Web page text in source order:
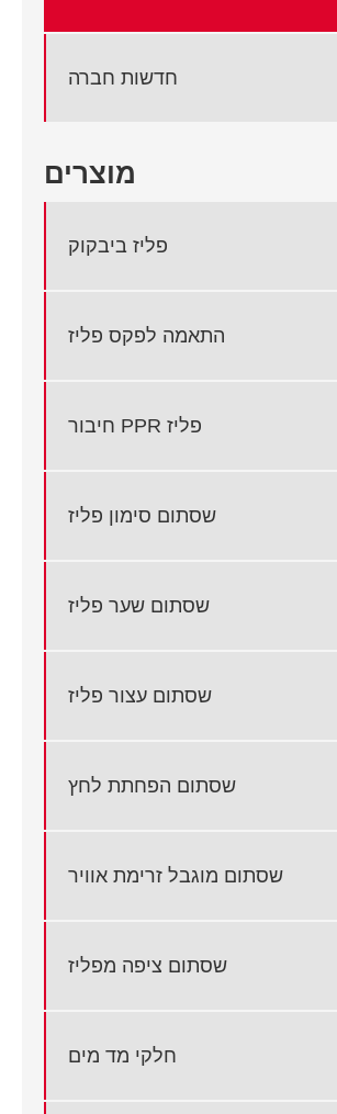
חדשות חברה
מוצרים
פליז ביבקוק
התאמה לפקס פליז
חיבור PPR פליז
שסתום סימון פליז
שסתום שער פליז
שסתום עצור פליז
שסתום הפחתת לחץ
שסתום מוגבל זרימת אוויר
שסתום ציפה מפליז
חלקי מד מים